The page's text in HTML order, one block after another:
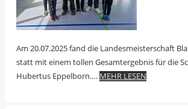
Am 20.07.2025 fand die Landesmeisterschaft
statt mit einem tollen Gesamtergebnis für die
Hubertus Eppelborn.… MEHR LESEN